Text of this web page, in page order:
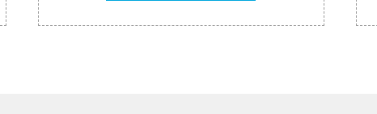
möchten – das Volumen wird sofort